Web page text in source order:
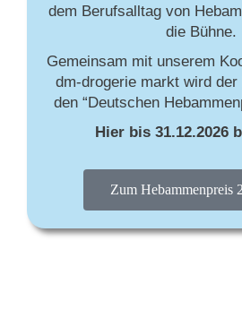
dem Berufsalltag von
die Bühne.
Gemeinsam mit unserem
dm-drogerie markt wird der
den “Deutschen
Hier bis 31.12.2026
Zum Hebammenpreis